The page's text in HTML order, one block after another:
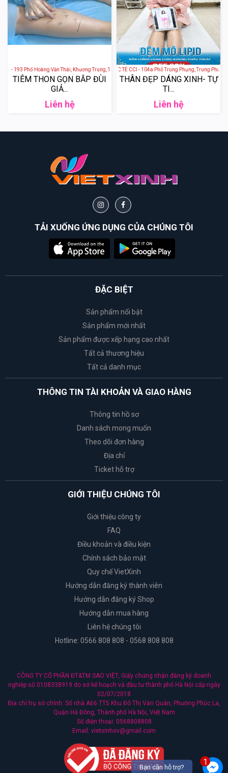
1
Bạn cần hỗ trợ?
- 193 Phố Hoàng Văn Thái, Khương Trung, Thanh Xuân, Hà Nội, Việt Nam
TIÊM THON GỌN BẮP ĐÙI
GIẢ...
Liên hệ
THẨM MỸ VIỆN QUỐC TẾ CCI - 104a Phố Trung Phụng, Trung Phụng,
THÂN ĐẸP DÁNG XINH- TỰ
TI...
Liên hệ
TẢI XUỐNG ỨNG DỤNG CỦA CHÚNG TÔI
ĐẶC BIỆT
Sản phẩm nổi bật
Sản phẩm mới nhất
Sản phẩm được xếp hạng cao nhất
Tất cả thương hiệu
Tất cả danh mục
THÔNG TIN TÀI KHOẢN VÀ GIAO HÀNG
Thông tin hồ sơ
Danh sách mong muốn
Theo dõi đơn hàng
Địa chỉ
Ticket hỗ trợ
GIỚI THIỆU CHÚNG TÔI
Giới thiệu công ty
FAQ
Điều khoản và điều kiện
Chính sách bảo mật
Quy chế VietXinh
Hướng dẫn đăng ký thành viên
Hướng dẫn đăng ký Shop
Hướng dẫn mua hàng
Liên hệ chúng tôi
Hotline: 0566 808 808 - 0568 808 808
CÔNG TY CỔ PHẦN ĐT&TM SAO VIỆT, Giấy chứng nhận đăng ký doanh
nghiệp số 0108338919 do sở kế hoạch và đầu tư thành phố Hà Nội cấp ngày
02/07/2018
Địa chỉ trụ sở chính: Số nhà A66 TT5 Khu Đô Thị Văn Quán, Phường Phúc La,
Quận Hà Đông, Thành phố Hà Nội, Việt Nam
Số điện thoại: 0568808808
Email: vietxinhsv@gmail.com